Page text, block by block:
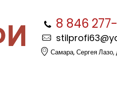
8 846
Самара, Сергея Лазо,